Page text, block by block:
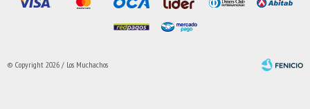
© Copyright 2026 / Los Muchachos